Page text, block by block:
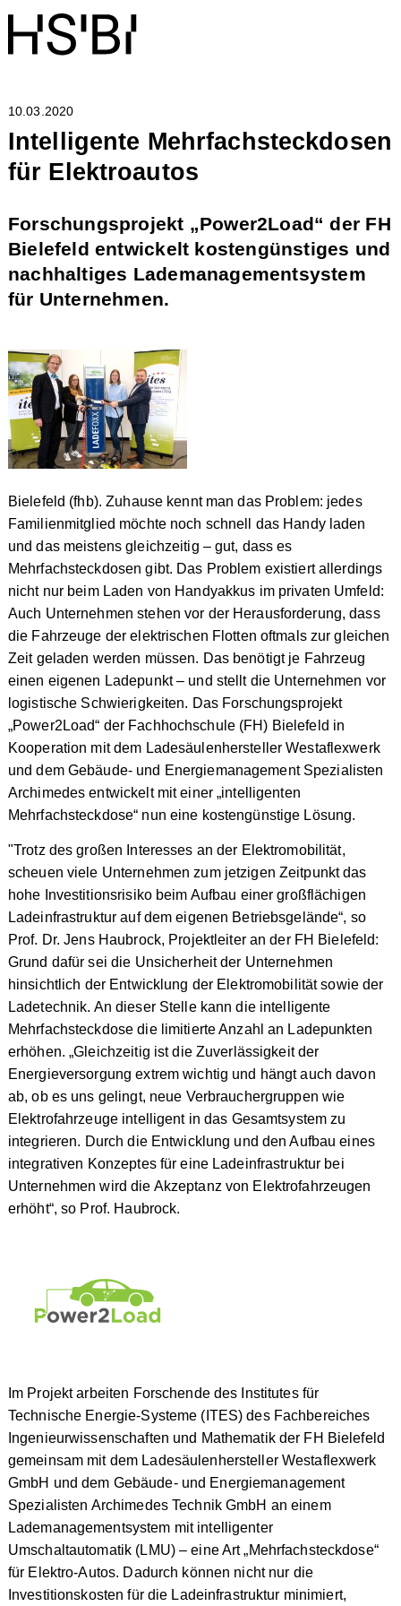
10.03.2020
Intelligente Mehrfachsteckdosen
für Elektroautos
Forschungsprojekt „Power2Load“ der FH
Bielefeld entwickelt kostengünstiges und
nachhaltiges Lademanagementsystem
für Unternehmen.
Bielefeld (fhb). Zuhause kennt man das Problem: jedes
Familienmitglied möchte noch schnell das Handy laden
und das meistens gleichzeitig – gut, dass es
Mehrfachsteckdosen gibt. Das Problem existiert allerdings
nicht nur beim Laden von Handyakkus im privaten Umfeld:
Auch Unternehmen stehen vor der Herausforderung, dass
die Fahrzeuge der elektrischen Flotten oftmals zur gleichen
Zeit geladen werden müssen. Das benötigt je Fahrzeug
einen eigenen Ladepunkt – und stellt die Unternehmen vor
logistische Schwierigkeiten. Das Forschungsprojekt
„Power2Load“ der Fachhochschule (FH) Bielefeld in
Kooperation mit dem Ladesäulenhersteller Westaflexwerk
und dem Gebäude- und Energiemanagement Spezialisten
Archimedes entwickelt mit einer „intelligenten
Mehrfachsteckdose“ nun eine kostengünstige Lösung.
"Trotz des großen Interesses an der Elektromobilität,
scheuen viele Unternehmen zum jetzigen Zeitpunkt das
hohe Investitionsrisiko beim Aufbau einer großflächigen
Ladeinfrastruktur auf dem eigenen Betriebsgelände“, so
Prof. Dr. Jens Haubrock, Projektleiter an der FH Bielefeld:
Grund dafür sei die Unsicherheit der Unternehmen
hinsichtlich der Entwicklung der Elektromobilität sowie der
Ladetechnik. An dieser Stelle kann die intelligente
Mehrfachsteckdose die limitierte Anzahl an Ladepunkten
erhöhen. „Gleichzeitig ist die Zuverlässigkeit der
Energieversorgung extrem wichtig und hängt auch davon
ab, ob es uns gelingt, neue Verbrauchergruppen wie
Elektrofahrzeuge intelligent in das Gesamtsystem zu
integrieren. Durch die Entwicklung und den Aufbau eines
integrativen Konzeptes für eine Ladeinfrastruktur bei
Unternehmen wird die Akzeptanz von Elektrofahrzeugen
erhöht“, so Prof. Haubrock.
Im Projekt arbeiten Forschende des Institutes für
Technische Energie-Systeme (ITES) des Fachbereiches
Ingenieurwissenschaften und Mathematik der FH Bielefeld
gemeinsam mit dem Ladesäulenhersteller Westaflexwerk
GmbH und dem Gebäude- und Energiemanagement
Spezialisten Archimedes Technik GmbH an einem
Lademanagementsystem mit intelligenter
Umschaltautomatik (LMU) – eine Art „Mehrfachsteckdose“
für Elektro-Autos. Dadurch können nicht nur die
Investitionskosten für die Ladeinfrastruktur minimiert,